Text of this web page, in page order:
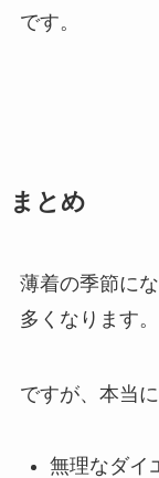
です。
まとめ
薄着の季節に
多くなります。
ですが、本当
無理なダイ